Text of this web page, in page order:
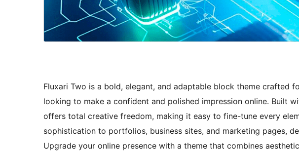
Fluxari Two is a bold, elegant, and adaptable block theme crafted
looking to make a confident and polished impression online. Built
offers total creative freedom, making it easy to fine-tune every
sophistication to portfolios, business sites, and marketing pages,
Upgrade your online presence with a theme that combines